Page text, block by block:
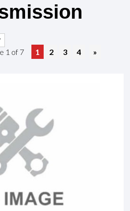
1 of 7 1 2 3 4 »